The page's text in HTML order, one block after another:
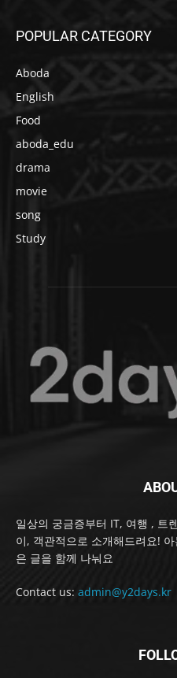
POPULAR CATEGORY
Aboda
English
Food
aboda_edu
drama
movie
song
Study
일상의 궁금증부터 IT, 여행 , 트
이, 객관적으로 소개해드려요!
은 글을 함께 나눠요
Contact us: admin@y2days.kr